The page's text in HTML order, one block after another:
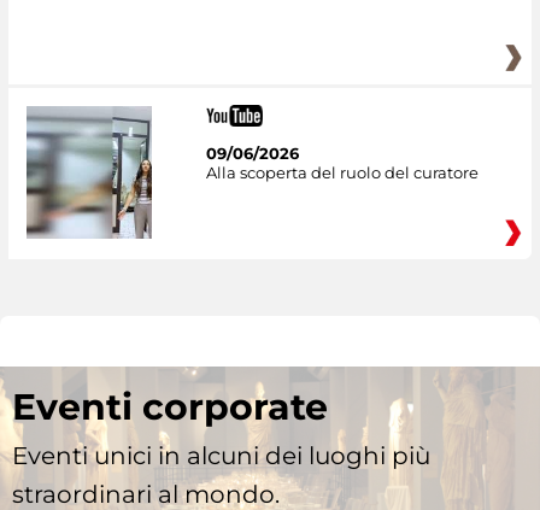
09/06/2026
Alla scoperta del ruolo del curatore
Eventi corporate
Eventi unici in alcuni dei luoghi più
straordinari al mondo.